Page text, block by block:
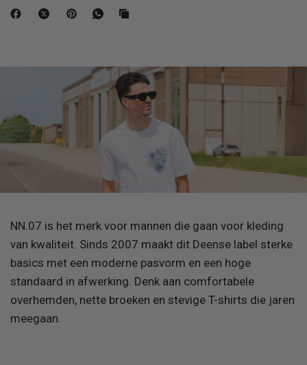
NN.07 is het merk voor mannen die gaan voor kleding
van kwaliteit. Sinds 2007 maakt dit Deense label sterke
basics met een moderne pasvorm en een hoge
standaard in afwerking. Denk aan comfortabele
overhemden, nette broeken en stevige T-shirts die jaren
meegaan.